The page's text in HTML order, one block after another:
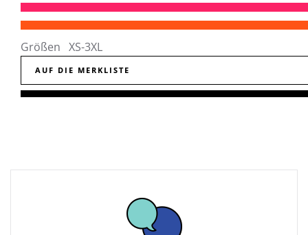
Größen XS-3XL
AUF DIE MERKLISTE